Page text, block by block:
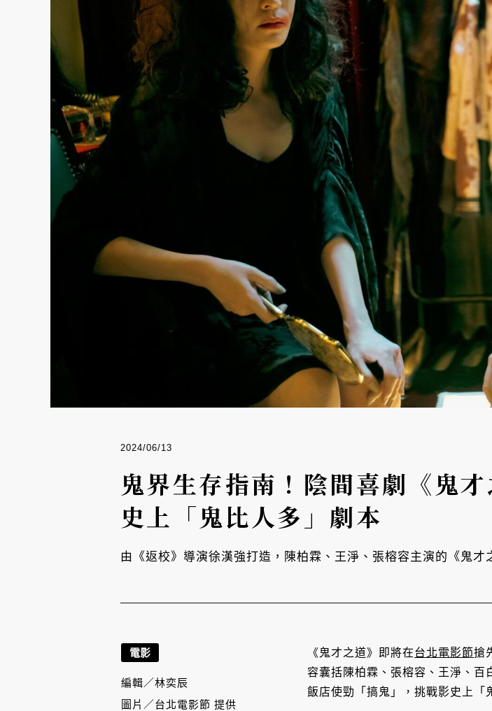
2024/06/13
鬼界生存指南！陰間喜劇《鬼
史上「鬼比人多」劇本
由《返校》導演徐漢強打造，陳柏霖、王淨、張榕容主演的《鬼才
《鬼才之道》即將在台北電影節搶
容囊括陳柏霖、張榕容、王淨、百
飯店使勁「搞鬼」，挑戰影史上「
電影
編輯／林奕辰
圖片／ 台北電影節 提供